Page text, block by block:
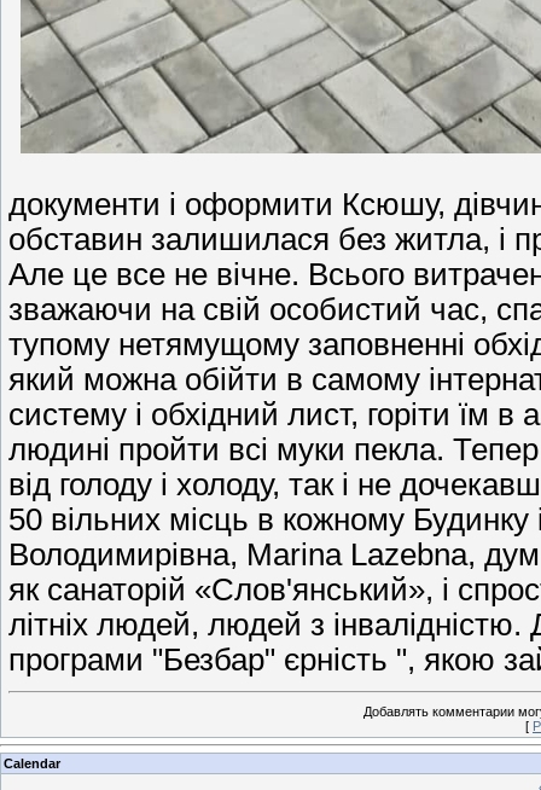
документи і оформити Ксюшу,
обставин залишилася без житла, і
Але це все не вічне. Всього
зважаючи на свій особистий час,
тупому нетямущому заповненні
який можна обійти в самому
систему і обхідний лист, горіти їм
людині пройти всі муки пекла.
від голоду і холоду, так і не
50 вільних місць в кожному
Володимирівна, Marina Lazebna,
як санаторій «Слов'янський», і
літніх людей, людей з
програми "Безбар" єрність ", якою
Добавлять комментарии
[
Calendar